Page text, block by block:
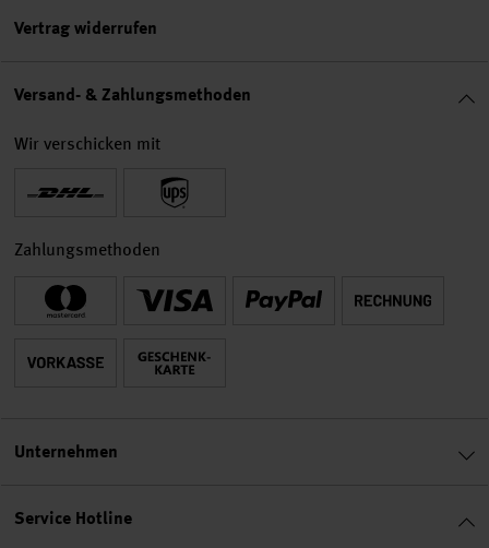
Service Hotline
Vertrag widerrufen
Versand- & Zahlungsmethoden
Wir verschicken mit
Zahlungsmethoden
Unternehmen